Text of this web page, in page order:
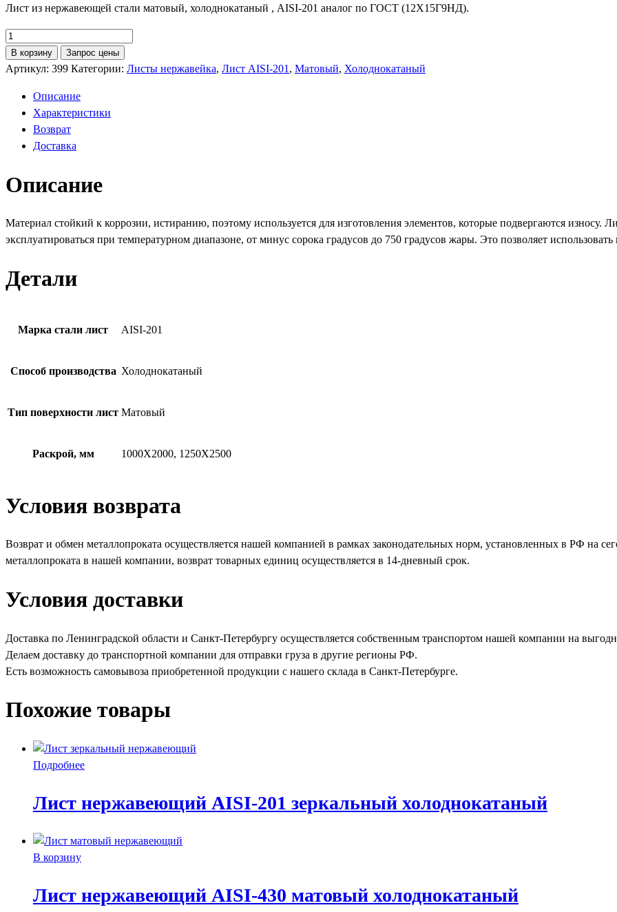
Лист из нержавеющей стали матовый, холоднокатаный , AISI-201 аналог по ГОСТ (12Х15Г9НД).
Количество
товара
Лист
AISI-
матовый
холоднокатаный
В корзину Запрос цены
Артикул: 399 Категории: Листы нержавейка, Лист AISI-201 , Матовый, Холоднокатаный
Описание
Характеристики
Возврат
Доставка
Описание
Материал стойкий к коррозии, истиранию, поэтому используется для изготовления элементов, которые подвергаются износу.
эксплуатироваться при температурном диапазоне, от минус сорока градусов до 750 градусов жары. Это позволяет
Детали
Марка стали лист AISI-201
Способ производства Холоднокатаный
Тип поверхности лист Матовый
Раскрой, мм 1000Х2000, 1250Х2500
Условия возврата
Возврат и обмен металлопроката осуществляется нашей компанией в рамках законодательных норм, установленных в РФ на
металлопроката в нашей компании, возврат товарных единиц осуществляется в 14-дневный срок.
Условия доставки
Доставка по Ленинградской области и Санкт-Петербургу осуществляется собственным транспортом нашей компании на
Делаем доставку до транспортной компании для отправки груза в другие регионы РФ.
Есть возможность самовывоза приобретенной продукции с нашего склада в Санкт-Петербурге.
Похожие товары
Подробнее
Лист нержавеющий AISI-201 зеркальный холоднокатаный
В корзину
Лист нержавеющий AISI-430 матовый холоднокатаный